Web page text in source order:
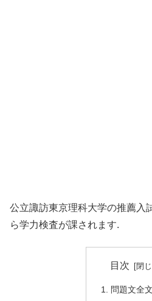
公立諏訪東京理科大学の推薦入
ら学力検査が課されます.
目次
問題文全文